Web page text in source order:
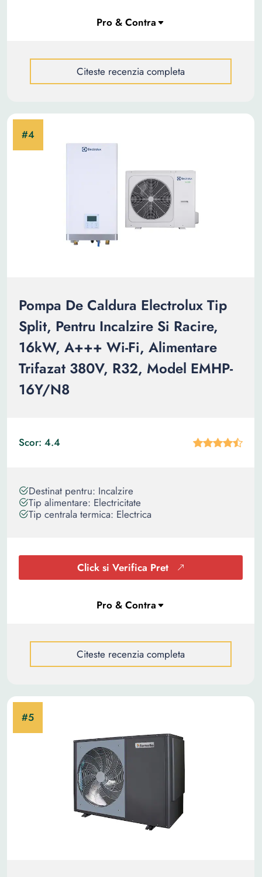
Citeste recenzia completa
Pompa De Caldura Electrolux Tip
Split, Pentru Incalzire Si Racire,
16kW, A+++ Wi-Fi, Alimentare
Trifazat 380V, R32, Model EMHP-
16Y/N8
Scor: 4.4
Destinat pentru: Incalzire
Tip alimentare: Electricitate
Tip centrala termica: Electrica
Click si Verifica Pret
Citeste recenzia completa